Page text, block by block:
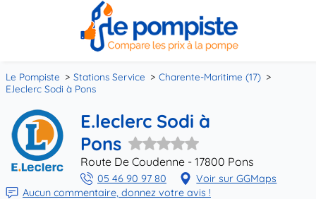
Le Pompiste Stations Service
Charente-Maritime (17)
E.leclerc Sodi à Pons
E.leclerc Sodi à
Pons
Route De Coudenne - 17800 Pons
05 46 90 97 80
Voir sur GGMaps
Aucun commentaire, donnez votre avis !